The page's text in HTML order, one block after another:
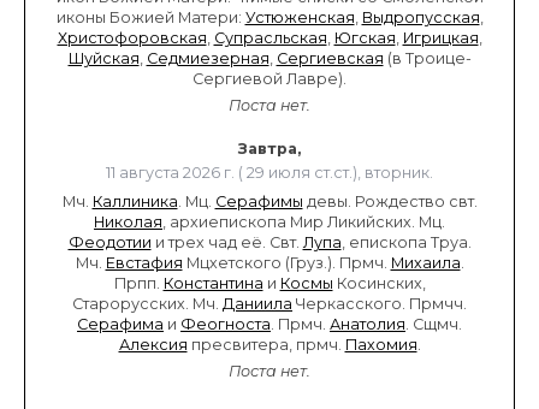
иконы Божией Матери: Устюженская, Выдропусская,
Христофоровская, Супрасльская, Югская, Игрицкая,
Шуйская, Седмиезерная, Сергиевская (в Троице-
Сергиевой Лавре).
Поста нет.
Завтра,
11 августа 2026 г. ( 29 июля ст.ст.), вторник.
Мч. Каллиника. Мц. Серафимы девы. Рождество свт.
Николая, архиепископа Мир Ликийских. Мц.
Феодотии и трех чад её. Свт. Лупа, епископа Труа.
Мч. Евстафия Мцхетского (Груз.). Прмч. Михаила.
Прпп. Константина и Космы Косинских,
Старорусских. Мч. Даниила Черкасского. Прмчч.
Серафима и Феогноста. Прмч. Анатолия. Сщмч.
Алексия пресвитера, прмч. Пахомия.
Поста нет.